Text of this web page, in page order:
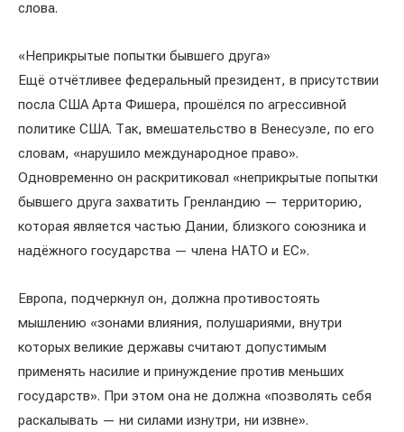
слова.
«Неприкрытые попытки бывшего друга»
Ещё отчётливее федеральный президент, в присутствии
посла США Арта Фишера, прошёлся по агрессивной
политике США. Так, вмешательство в Венесуэле, по его
словам, «нарушило международное право».
Одновременно он раскритиковал «неприкрытые попытки
бывшего друга захватить Гренландию — территорию,
которая является частью Дании, близкого союзника и
надёжного государства — члена НАТО и ЕС».
Европа, подчеркнул он, должна противостоять
мышлению «зонами влияния, полушариями, внутри
которых великие державы считают допустимым
применять насилие и принуждение против меньших
государств». При этом она не должна «позволять себя
раскалывать — ни силами изнутри, ни извне».